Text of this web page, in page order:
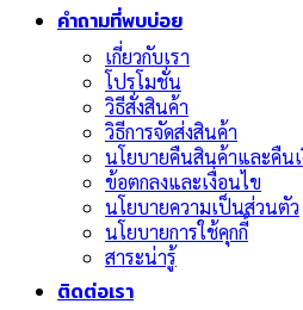
คำถามที่พบบ่อย
เกี่ยวกับเรา
โปรโมชั่น
วิธีสั่งสินค้า
วิธีการจัดส่งสินค้า
นโยบายคืนสินค้าและคืน
ข้อตกลงและเงื่อนไข
นโยบายความเป็นส่วนตัว
นโยบายการใช้คุกกี้
สาระน่ารู้
ติดต่อเรา